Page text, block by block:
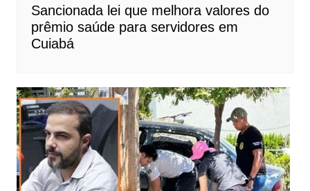
Sancionada lei que melhora valores do
prêmio saúde para servidores em
Cuiabá